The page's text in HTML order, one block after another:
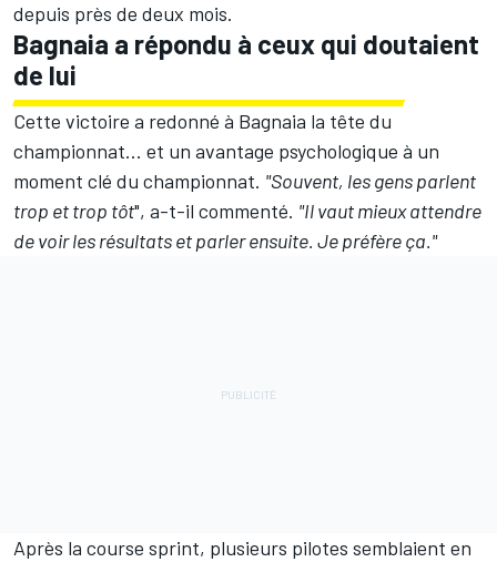
depuis près de deux mois.
Bagnaia a répondu à ceux qui doutaient
de lui
Cette victoire a redonné à Bagnaia la tête du
championnat... et un avantage psychologique à un
moment clé du championnat. "Souvent, les gens parlent
trop et trop tôt", a-t-il commenté. "Il vaut mieux attendre
de voir les résultats et parler ensuite. Je préfère ça."
Après la course sprint, plusieurs pilotes semblaient en